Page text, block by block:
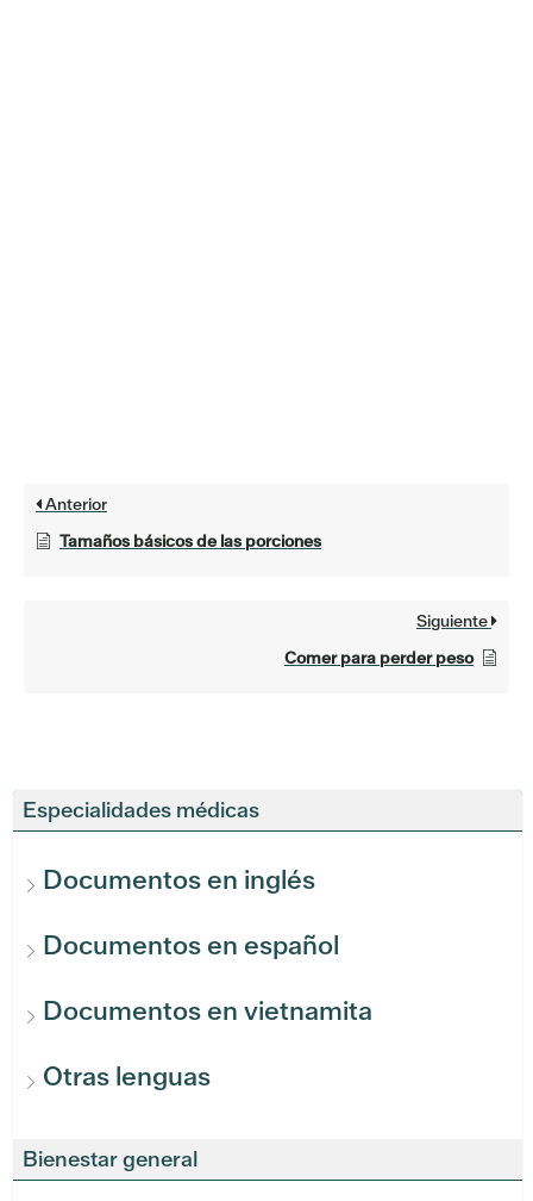
Especialidades médicas
Documentos en inglés
Documentos en español
Documentos en vietnamita
Otras lenguas
Bienestar general
Anterior
Tamaños básicos de las porciones
Siguiente
Comer para perder peso